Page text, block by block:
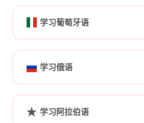
学习葡萄牙语
学习俄语
学习阿拉伯语